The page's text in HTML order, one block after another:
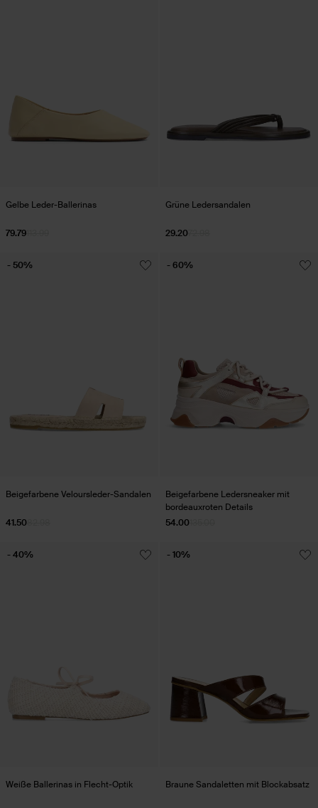
Gelbe Leder-Ballerinas
79.79
Grüne Ledersandalen
29.20
Beigefarbene Veloursleder-Sandalen
41.50
- 50%
Beigefarbene Ledersneaker mit
bordeauxroten Details
54.00
- 60%
Weiße Ballerinas in Flecht-Optik
- 40%
Braune Sandaletten mit Blockabsatz
- 10%